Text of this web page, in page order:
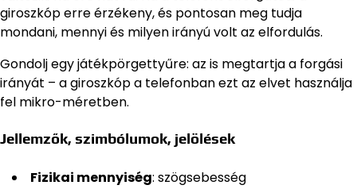
giroszkóp erre érzékeny, és pontosan meg tudja
mondani, mennyi és milyen irányú volt az elfordulás.
Gondolj egy játékpörgettyűre: az is megtartja a forgási
irányát – a giroszkóp a telefonban ezt az elvet használja
fel mikro-méretben.
Jellemzők, szimbólumok, jelölések
Fizikai mennyiség: szögsebesség